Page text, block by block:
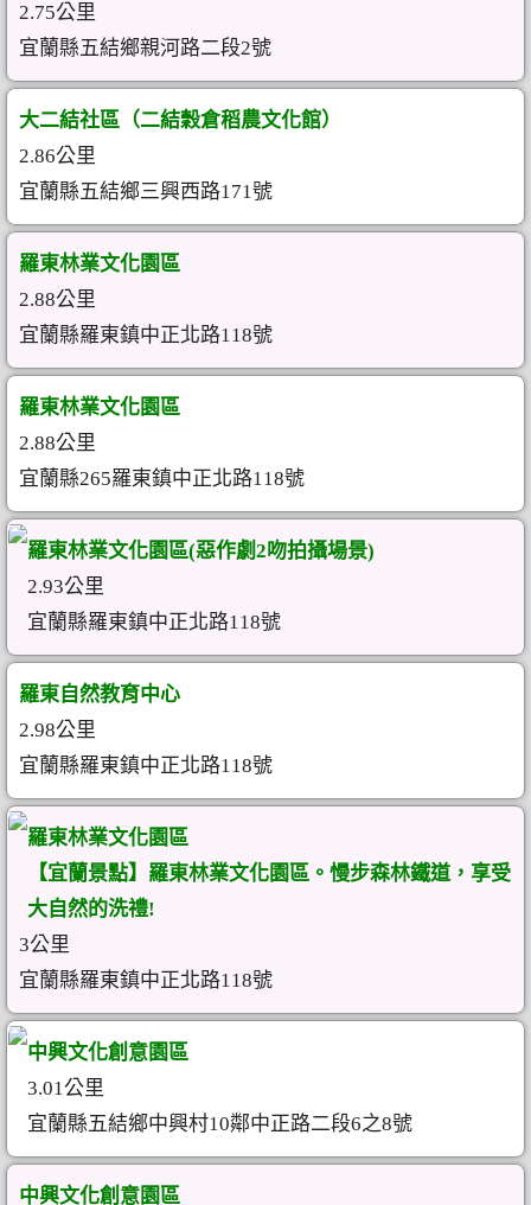
2.75公里
宜蘭縣五結鄉親河路二段2號
大二結社區（二結穀倉稻農文化館）
2.86公里
宜蘭縣五結鄉三興西路171號
羅東林業文化園區
2.88公里
宜蘭縣羅東鎮中正北路118號
羅東林業文化園區
2.88公里
宜蘭縣265羅東鎮中正北路118號
羅東林業文化園區(惡作劇2吻拍攝場景)
2.93公里
宜蘭縣羅東鎮中正北路118號
羅東自然教育中心
2.98公里
宜蘭縣羅東鎮中正北路118號
羅東林業文化園區
【宜蘭景點】羅東林業文化園區。慢步森林鐵道，享受
大自然的洗禮!
3公里
宜蘭縣羅東鎮中正北路118號
中興文化創意園區
3.01公里
宜蘭縣五結鄉中興村10鄰中正路二段6之8號
中興文化創意園區